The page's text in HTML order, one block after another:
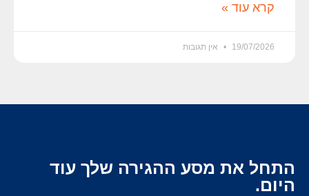
קרא עוד »
19/07/2026 אין תגובות
התחל את מסע ההגירה שלך עוד
היום.